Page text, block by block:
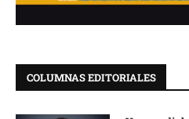
COLUMNAS EDITORIALES